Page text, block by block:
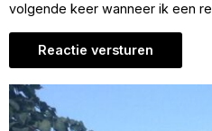
volgende keer wanneer ik een